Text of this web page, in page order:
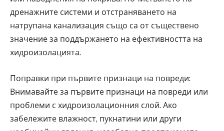
дренажните системи и отстраняването на
натрупана канализация също са от съществено
значение за поддържането на ефективността на
хидроизолацията.
Поправки при първите признаци на повреди:
Внимавайте за първите признаци на повреди или
проблеми с хидроизолационния слой. Ако
забележите влажност, пукнатини или други